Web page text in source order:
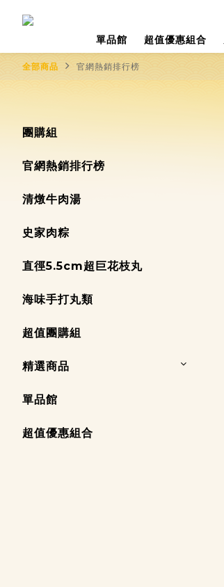
單品館
超值優惠組合
全部商品 官網熱銷排行榜
團購組
官網熱銷排行榜
清燉牛肉湯
史家肉粽
直徑5.5cm超巨花枝丸
海味手打丸類
超值團購組
精選商品
單品館
超值優惠組合